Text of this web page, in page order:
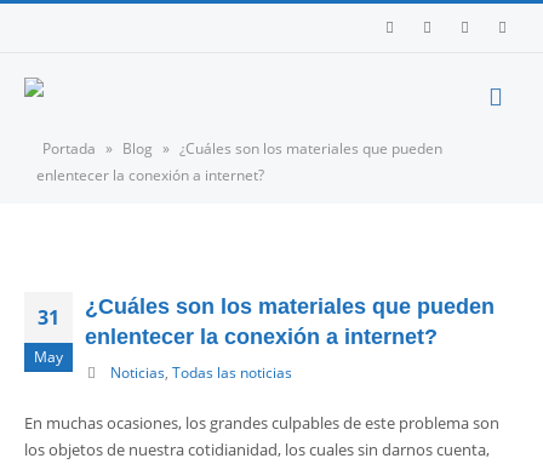
Portada » Blog » ¿Cuáles son los materiales que pueden
enlentecer la conexión a internet?
31
May
¿Cuáles son los materiales que pueden
enlentecer la conexión a internet?
Noticias, Todas las noticias
En muchas ocasiones, los grandes culpables de este problema son
los objetos de nuestra cotidianidad, los cuales sin darnos cuenta,